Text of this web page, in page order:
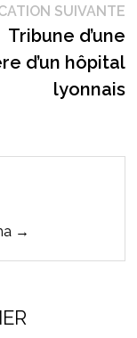
SUIVANTE
Tribune d’une
d’un hôpital
lyonnais
→